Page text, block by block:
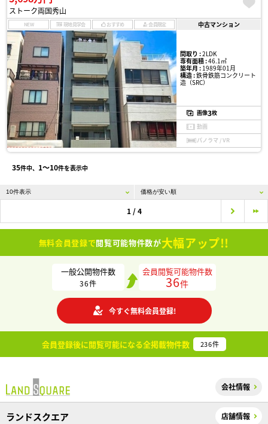
ストーク両国秀山
NEW 現地見学会 おすすめ 会員限定 中古マンション
間取り :2LDK
専有面積 :46.1㎡
築年月 :1989年01月
構造 :鉄骨鉄筋コンクリート
造（SRC）
画像3枚
動画
パノラマ / VR
35件中、 1〜10件を表示中
1 / 4
無料会員登録で閲覧可能物件数が大幅アップ!!
一般公開物件数
36件
会員閲覧可能物件数
36件
今すぐ無料会員登録!
会員登録後に閲覧可能になる全掲載物件数 236件
会社情報
ランドスクエア 店舗情報